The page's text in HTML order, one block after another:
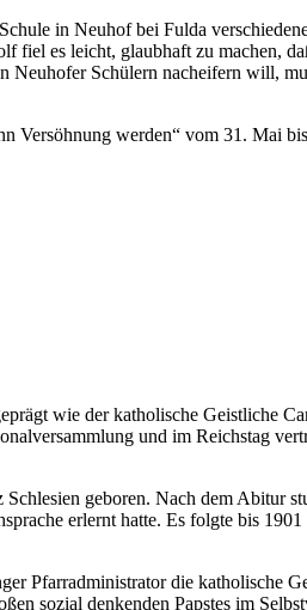
in Neuhof bei Fulda
fiel es leicht, glaubhaft zu machen,
Neuhofer Schülern nacheifern will,
Versöhnung werden“ vom 31. Mai
wie der katholische Geistliche
und im Reichstag
geboren. Nach dem Abitur
erlernt hatte. Es folgte bis
Pfarradministrator die katholische
sozial denkenden Papstes im